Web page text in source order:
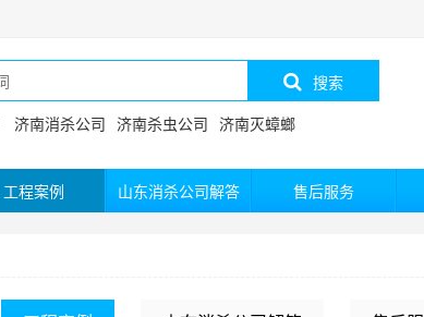
搜索
济南消杀公司 济南杀虫公司 济南灭蟑螂
工程案例 山东消杀公司解答 售后服务